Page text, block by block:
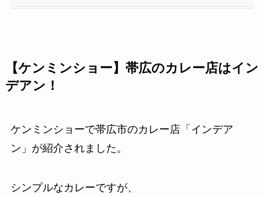
【ケンミンショー】帯広のカレー店はイン
デアン！
ケンミンショーで帯広市のカレー店「インデア
ン」が紹介されました。
シンプルなカレーですが、